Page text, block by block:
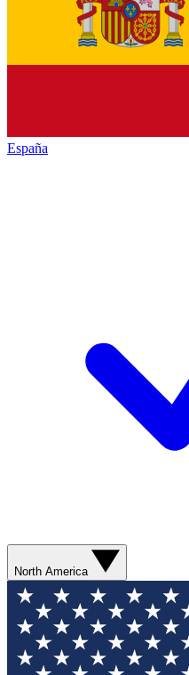
España
North America